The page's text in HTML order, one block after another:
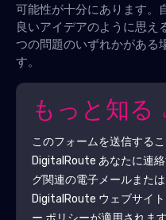
可能性が十分にあります。
良いアイデアのように思え
つの問題のいずれかがある
す。
もっと知る
このフォームを送信する
DigitalRoute あなたに連
グ関連の電子メールまた
DigitalRoute ウェブサイ